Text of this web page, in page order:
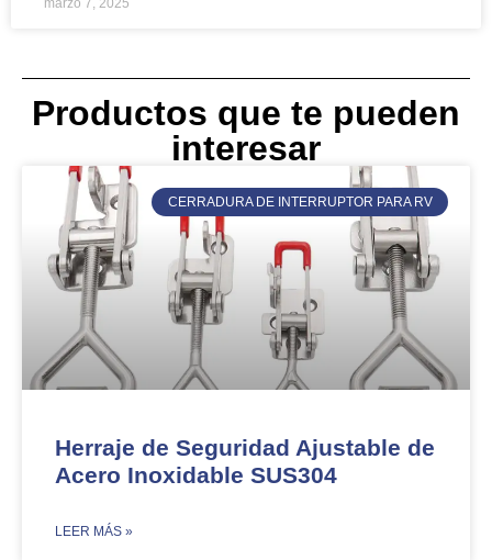
marzo 7, 2025
Productos que te pueden
interesar
CERRADURA DE INTERRUPTOR PARA RV
Herraje de Seguridad Ajustable de
Acero Inoxidable SUS304​​
​LEER MÁS »